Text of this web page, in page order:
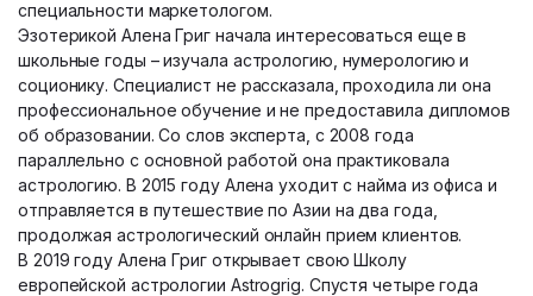
специальности маркетологом.
Эзотерикой Алена Григ начала интересоваться еще в
школьные годы – изучала астрологию, нумерологию и
соционику. Специалист не рассказала, проходила ли она
профессиональное обучение и не предоставила дипломов
об образовании. Со слов эксперта, с 2008 года
параллельно с основной работой она практиковала
астрологию. В 2015 году Алена уходит с найма из офиса и
отправляется в путешествие по Азии на два года,
продолжая астрологический онлайн прием клиентов.
В 2019 году Алена Григ открывает свою Школу
европейской астрологии Astrogrig. Спустя четыре года